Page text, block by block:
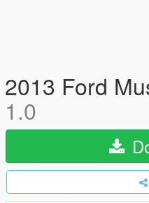
2013 Ford
1.0